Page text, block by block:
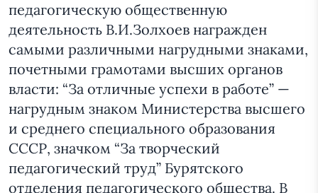
педагогическую общественную
деятельность В.И.Золхоев награжден
самыми различными нагрудными знаками,
почетными грамотами высших органов
власти: “За отличные успехи в работе” —
нагрудным знаком Министерства высшего
и среднего специального образования
СССР, значком “За творческий
педагогический труд” Бурятского
отделения педагогического общества. В